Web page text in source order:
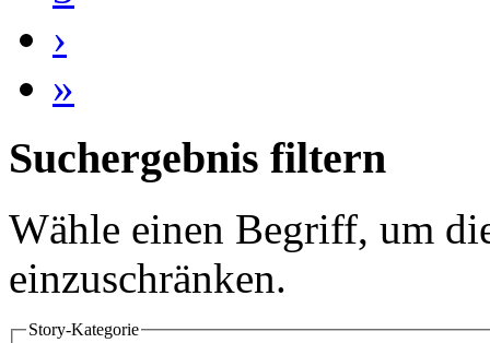
›
»
Suchergebnis filtern
Wähle einen Begriff, um
einzuschränken.
Story-Kategorie